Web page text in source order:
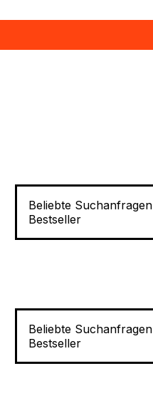
Beliebte Suchanfragen
Bestseller
Beliebte Suchanfragen
Bestseller